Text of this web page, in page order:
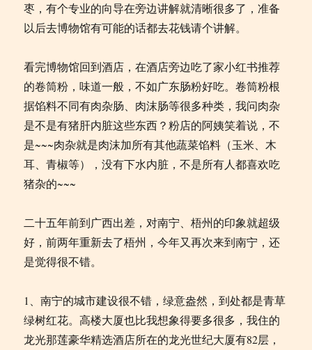
枣，有个专业的向导在旁边讲解就清晰很多了，准备
以后去博物馆有可能的话都去花钱请个讲解。
看完博物馆回到酒店，在酒店旁边吃了家小红书推荐
的卷筒粉，味道一般，不如广东肠粉好吃。卷筒粉根
据馅料不同有肉杂肠、肉沫肠等很多种类，我问肉杂
是不是有猪肝内脏这些东西？粉店的阿姨笑着说，不
是~~~肉杂就是肉沫加所有其他蔬菜馅料（玉米、木
耳、青椒等），没有下水内脏，不是所有人都喜欢吃
猪杂的~~~
二十五年前到广西出差，对南宁、梧州的印象就超级
好，前两年重新去了梧州，今年又再次来到南宁，还
是觉得很不错。
1、南宁的城市建设很不错，绿意盎然，到处都是青草
绿树红花。高楼大厦也比我想象得要多很多，我住的
龙光那莲豪华精选酒店所在的龙光世纪大厦有82层，